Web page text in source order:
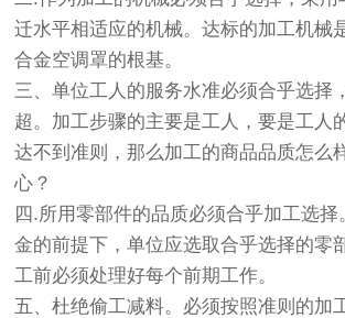
迁水平相适应的机械。达标的加工机械
合金空调罩的根基。
三、单位工人的服务水准必须合乎选择
超。加工步骤的主要是工人，要是工人
达不到准则，那么加工的商品品质怎么
心？
四.所用零部件的品质必须合乎加工选择
金的前提下，单位应选取合乎选择的零
工前必须处理好每个前期工作。
五、杜绝偷工减料。必须按照准则的加